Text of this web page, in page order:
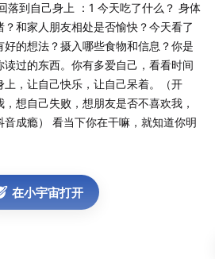
的高度的时候，才能欣赏到80米
都优于自己的时候，其实是你认
的，你需要有能力去花好它」
利的，不好的积累也是」
落到自己身上 ：1 今天吃了什么？ 身体
和家人朋友相处是否愉快？今天看了
好的想法？摄入哪些食物和信息？你是
读过的东西。你有多爱自己，看看时间
上，让自己快乐，让自己呆着。（开
想自己失败，想朋友是否不喜欢我，
音成瘾） 看当下你在干嘛，就知道你明
在小宇宙打开